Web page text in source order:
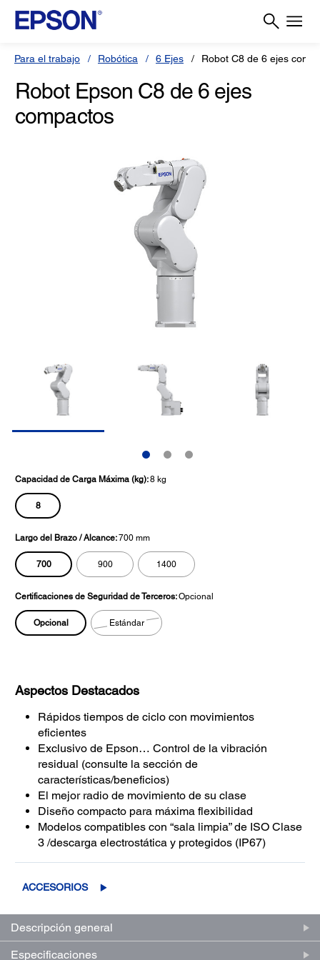
Para el trabajo Robótica 6 Ejes Robot C8 de 6 ejes
Robot Epson C8 de 6 ejes
compactos
Capacidad de Carga Máxima (kg):8 kg
8
Largo del Brazo / Alcance:700 mm
700 900 1400
Certificaciones de Seguridad de Terceros:Opcional
Opcional Estándar
Aspectos Destacados
Rápidos tiempos de ciclo con movimientos
eficientes
Exclusivo de Epson… Control de la vibración
residual (consulte la sección de
características/beneficios)
El mejor radio de movimiento de su clase
Diseño compacto para máxima flexibilidad
Modelos compatibles con “sala limpia” de ISO Clase
3 /descarga electrostática y protegidos (IP67)
ACCESORIOS
Descripción general
Especificaciones